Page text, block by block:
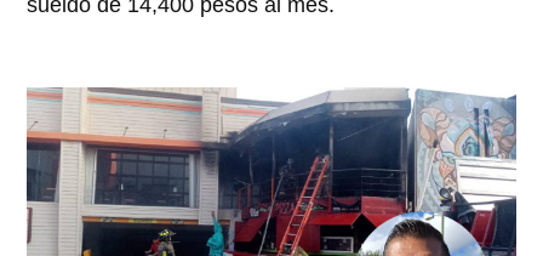
sueldo de 14,400 pesos al mes.